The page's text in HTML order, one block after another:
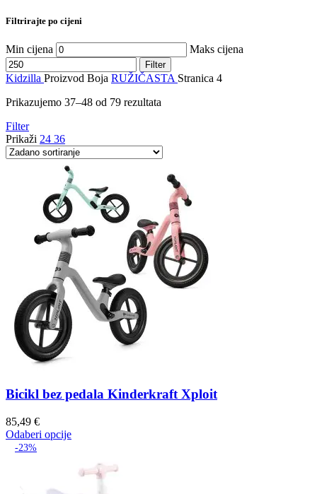
Filtrirajte po cijeni
Min cijena Maks cijena
Filter
Kidzilla Proizvod Boja RUŽIČASTA Stranica 4
Prikazujemo 37–48 od 79 rezultata
Filter
Prikaži 24 36
Bicikl bez pedala Kinderkraft Xploit
85,49 €
Odaberi opcije
-23%